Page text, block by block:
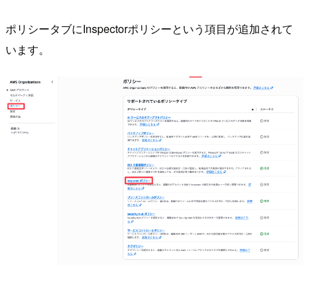
ポリシータブにInspectorポリシーという項目が追加されて
います。